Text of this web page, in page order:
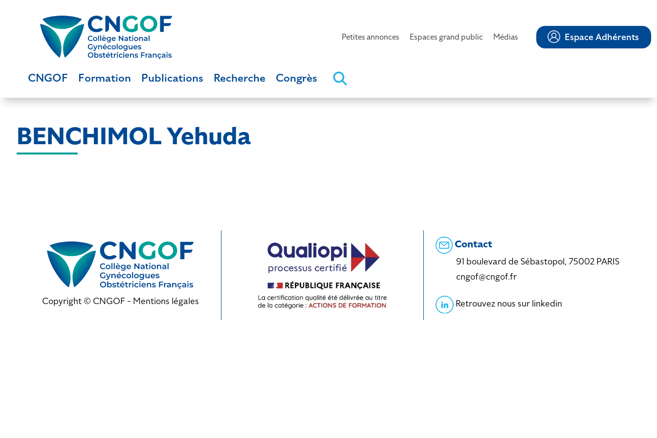
Petites annonces Espaces grand public Médias Espace Adhérents
CNGOF Formation Publications Recherche Congrès
BENCHIMOL Yehuda
Copyright © CNGOF - Mentions légales
Contact
91 boulevard de Sébastopol, 75002 PARIS
cngof@cngof.fr
Retrouvez nous sur linkedin